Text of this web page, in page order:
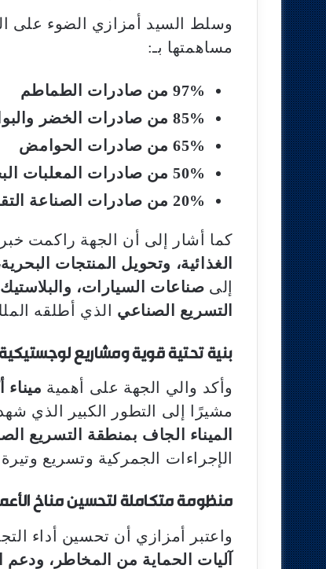
وسلط السيد أمزازي الضوء على
مساهمتها بـ:
97% من صادرات الطماطم
85% من صادرات الخضر والبواكر
65% من صادرات الحوامض
50% من صادرات المعلبات البحرية
20% من صادرات الصناعة التقليدية
كما أشار إلى أن الجهة راكمت
الغذائية، وتحويل المنتجات
إلى صناعات السيارات،
التسريع الصناعي الذي أطلقه
بنية تحتية قوية ومشاريع
وأكد والي الجهة على أهمية ميناء
مشيرًا إلى التطور الكبير الذي
الميناء الجاف بمنطقة التسريع
الإجراءات الجمركية وتسريع
منظومة متكاملة لتحسين مناخ
واعتبر أمزازي أن تحسين أداء
آليات الحماية من المخاطر،